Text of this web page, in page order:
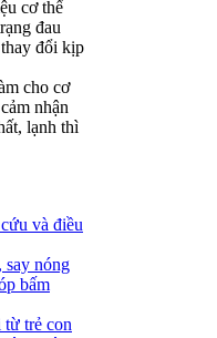
cơ thể
đau
đổi kịp
cho cơ
nhận
lạnh thì
và điều
say nóng
bấm
từ trẻ con